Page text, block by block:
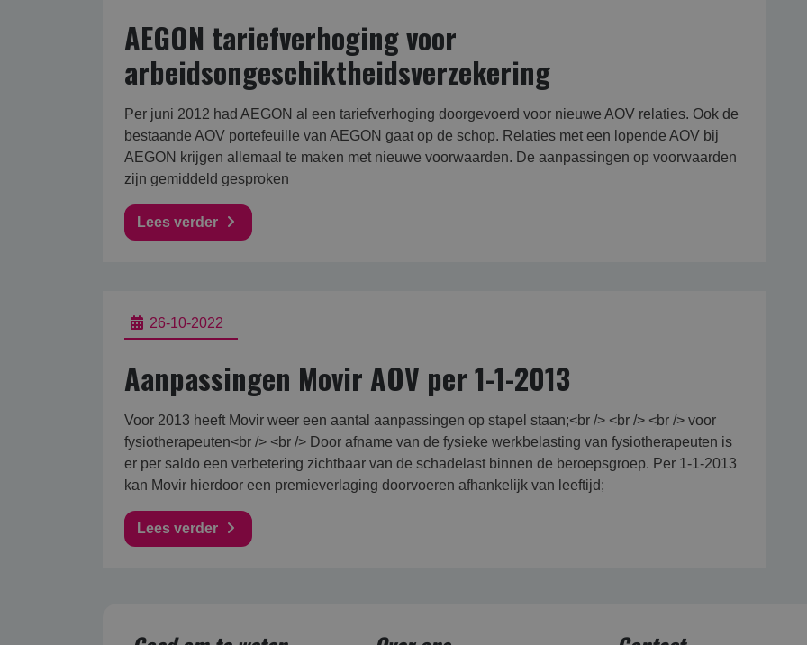
AEGON tariefverhoging voor
arbeidsongeschiktheidsverzekering
Per juni 2012 had AEGON al een tariefverhoging doorgevoerd voor nieuwe AOV relaties. Ook de
bestaande AOV portefeuille van AEGON gaat op de schop. Relaties met een lopende AOV bij
AEGON krijgen allemaal te maken met nieuwe voorwaarden. De aanpassingen op voorwaarden
zijn gemiddeld gesproken
Lees verder
26-10-2022
Aanpassingen Movir AOV per 1-1-2013
Voor 2013 heeft Movir weer een aantal aanpassingen op stapel staan;<br /> <br /> <br /> voor
fysiotherapeuten<br /> <br /> Door afname van de fysieke werkbelasting van fysiotherapeuten is
er per saldo een verbetering zichtbaar van de schadelast binnen de beroepsgroep. Per 1-1-2013
kan Movir hierdoor een premieverlaging doorvoeren afhankelijk van leeftijd;
Lees verder